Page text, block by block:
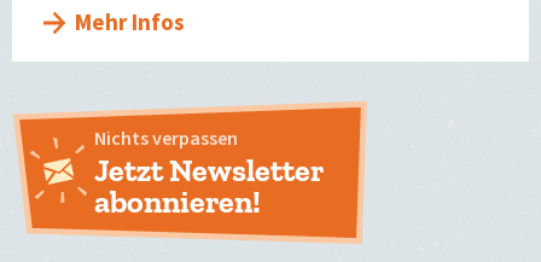
Mehr Infos
Nichts verpassen
Jetzt Newsletter
abonnieren!